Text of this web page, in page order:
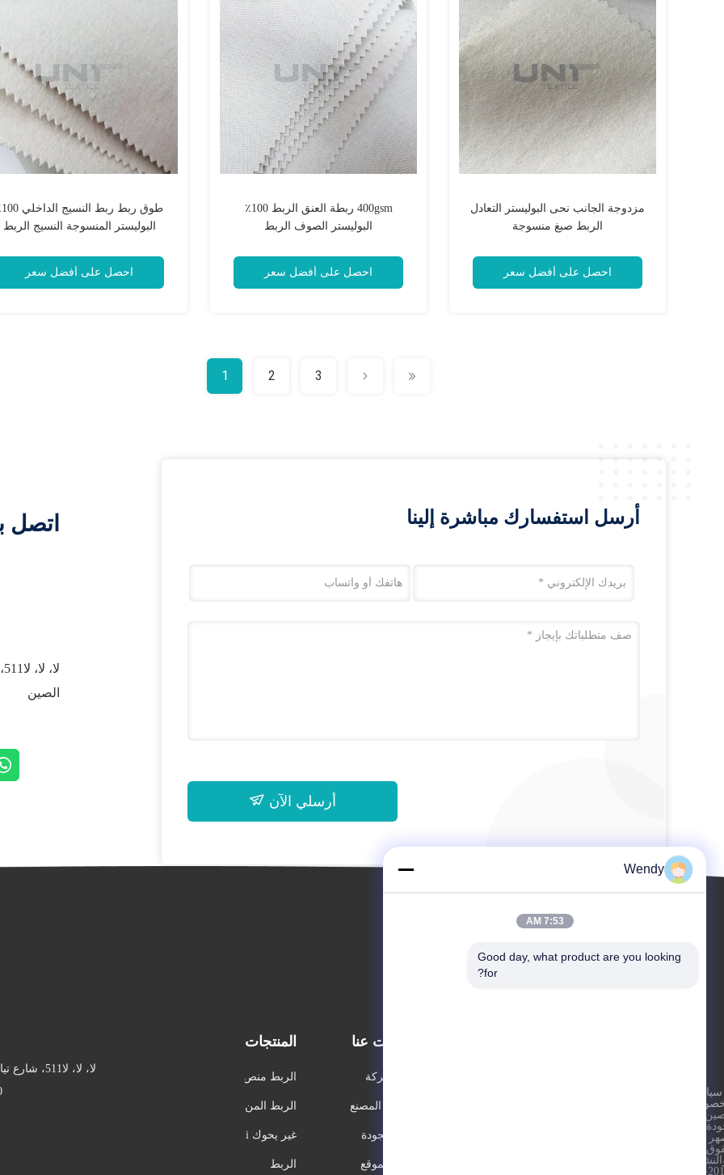
طوق
البوليستر المنسوجة النسيج الربط
احصل على أفضل سعر
400gsm ربطة العنق الربط 100٪
البوليستر الصوف الربط
احصل على أفضل سعر
مزدوجة الجانب نحى البوليستر التعادل
الربط صبغ منسوجة
احصل على أفضل سعر
1 2 3
اتصل
الصين
أرسل استفسارك مباشرة إلينا
أرسلي الآن
لا، لا،
المنتجات
الربط منص
هر
الربط المن
غير يحوك i
nterline
الربط
معلومات عنا
ملف الشركة
جولة في المصنع
مراقبة الجودة
خريطة الموقع
سياسة
جيدة
الربط
المورد.
الطبع
©
Wendy
7:53 AM
Good day, what product are you looking
for?